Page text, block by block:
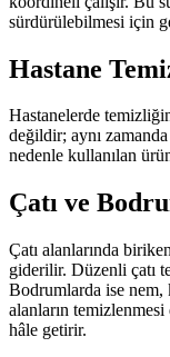
sürdürülebilmesi için
Hastane
Hastanelerde
değildir; aynı
nedenle kullanılan
Çatı ve
Çatı alanlarında
giderilir. Düzenli çatı
Bodrumlarda ise
alanların
hâle getirir.